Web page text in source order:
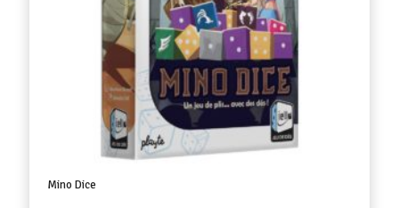
Mino Dice